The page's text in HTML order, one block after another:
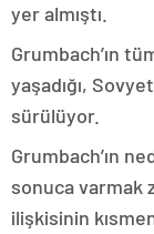
yer almıştı.
Grumbach’ın
yaşadığı,
sürülüyor.
Grumbach’ın
sonuca varmak
ilişkisinin